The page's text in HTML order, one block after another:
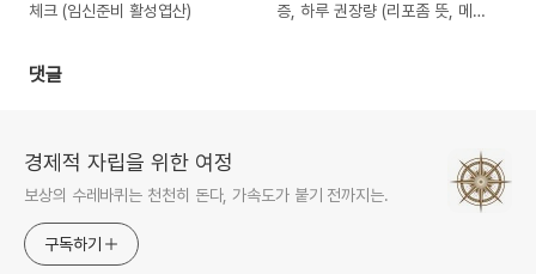
체크 (임신준비 활성엽산)
증, 하루 권장량 (리포좀 뜻, 메가
댓글
경제적 자립을 위한 여정
보상의 수레바퀴는 천천히 돈다, 가속도가 붙기 전까지는.
구독하기